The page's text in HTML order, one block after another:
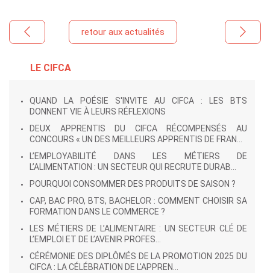
LE CIFCA
QUAND LA POÉSIE S'INVITE AU CIFCA : LES BTS
DONNENT VIE À LEURS RÉFLEXIONS
DEUX APPRENTIS DU CIFCA RÉCOMPENSÉS AU
CONCOURS « UN DES MEILLEURS APPRENTIS DE FRAN...
L’EMPLOYABILITÉ DANS LES MÉTIERS DE
L’ALIMENTATION : UN SECTEUR QUI RECRUTE DURAB...
POURQUOI CONSOMMER DES PRODUITS DE SAISON ?
CAP, BAC PRO, BTS, BACHELOR : COMMENT CHOISIR SA
FORMATION DANS LE COMMERCE ?
LES MÉTIERS DE L’ALIMENTAIRE : UN SECTEUR CLÉ DE
L’EMPLOI ET DE L’AVENIR PROFES...
CÉRÉMONIE DES DIPLÔMÉS DE LA PROMOTION 2025 DU
CIFCA : LA CÉLÉBRATION DE L'APPREN...
retour aux actualités